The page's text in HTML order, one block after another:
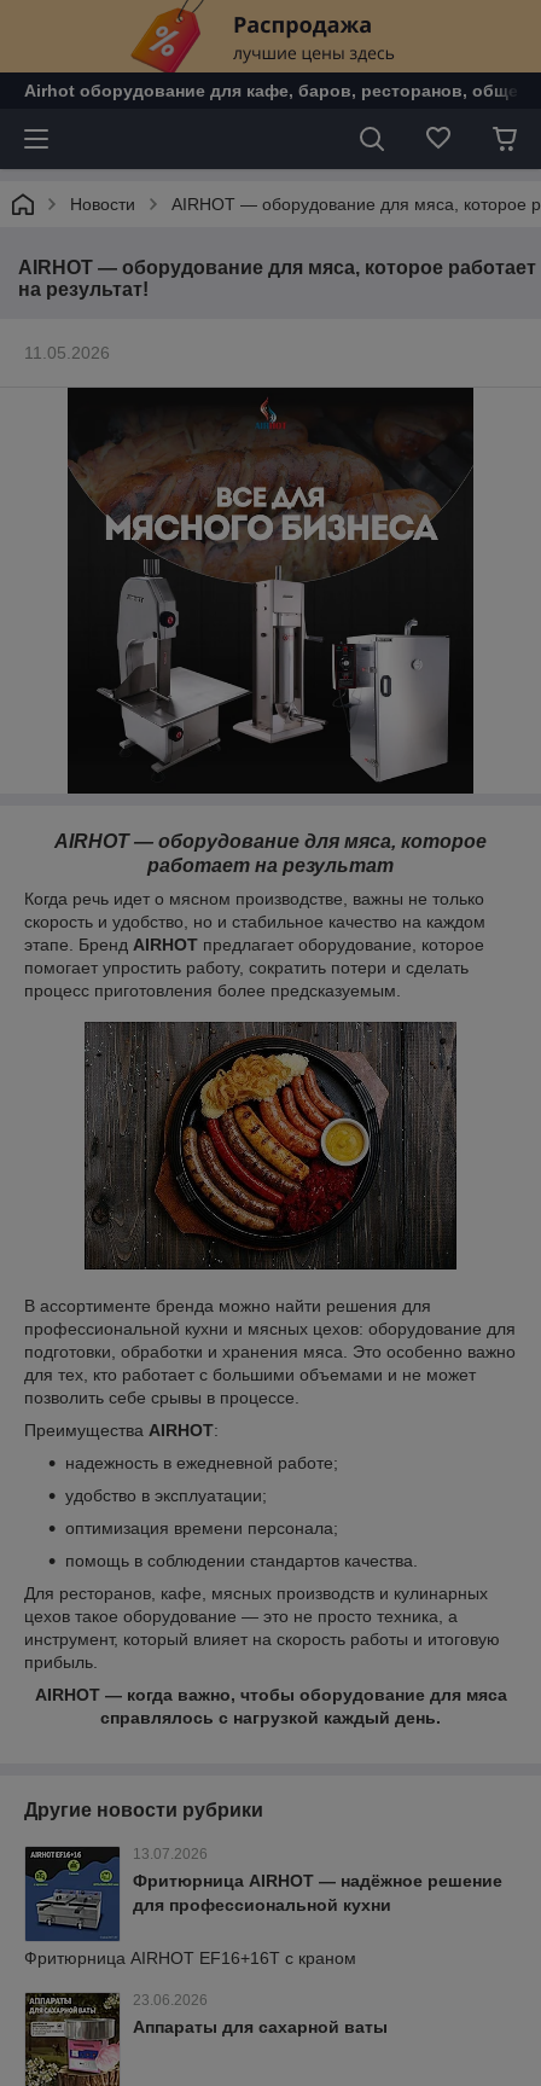
Airhot оборудование для кафе, баров, ресторанов,
Новости AIRHOT — оборудование для мяса, которое
AIRHOT — оборудование для мяса, которое работает
на результат!
11.05.2026
AIRHOT — оборудование для мяса, которое
работает на результат
Когда речь идет о мясном производстве, важны не только
скорость и удобство, но и стабильное качество на каждом
этапе. Бренд AIRHOT предлагает оборудование, которое
помогает упростить работу, сократить потери и сделать
процесс приготовления более предсказуемым.
В ассортименте бренда можно найти решения для
профессиональной кухни и мясных цехов: оборудование для
подготовки, обработки и хранения мяса. Это особенно важно
для тех, кто работает с большими объемами и не может
позволить себе срывы в процессе.
Преимущества AIRHOT:
надежность в ежедневной работе;
удобство в эксплуатации;
оптимизация времени персонала;
помощь в соблюдении стандартов качества.
Для ресторанов, кафе, мясных производств и кулинарных
цехов такое оборудование — это не просто техника, а
инструмент, который влияет на скорость работы и итоговую
прибыль.
AIRHOT — когда важно, чтобы оборудование для мяса
справлялось с нагрузкой каждый день.
Другие новости рубрики
13.07.2026
Фритюрница AIRHOT — надёжное решение
для профессиональной кухни
Фритюрница AIRHOT EF16+16T с краном
23.06.2026
Аппараты для сахарной ваты